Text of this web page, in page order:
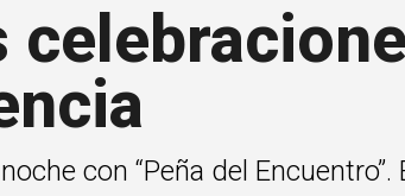
con “Peña del